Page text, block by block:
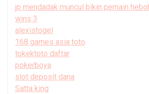
jp mendadak muncul bikin pemain
wins 3
alexistogel
168 games asia toto
tokektoto daftar
pokerboya
slot deposit dana
Satta king